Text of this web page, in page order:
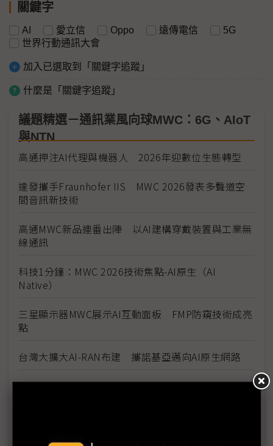
關鍵字
AI 愛立信 Oppo 遠傳電信
5G
世界行動通訊大會
加入已選取到「關鍵字追蹤」
什麼是「關鍵字追蹤」
議題精選－通訊業風向球MWC：6G、AIoT
與NTN
高通押注AI代理與機器人 2026年迎數位生態轉型
達發攜手Fraunhofer IIS MWC 2026發表多聲道空
間音訊新技術
高通MWC新品連番出陣 以AI建構穿戴裝置與工業無
線通訊
科技1分鐘：MWC 2026技術焦點-AI原生（AI
Native）
三星顯示器MWC展示AI互動面板 FMP防窺技術成亮
點
台灣大擴大AI-RAN布建 攜諾基亞邁向AI原生網路
宏達電攜手光寶科亮相MWC 2026 德國5G專網商用
展示手機緊急衛星服務